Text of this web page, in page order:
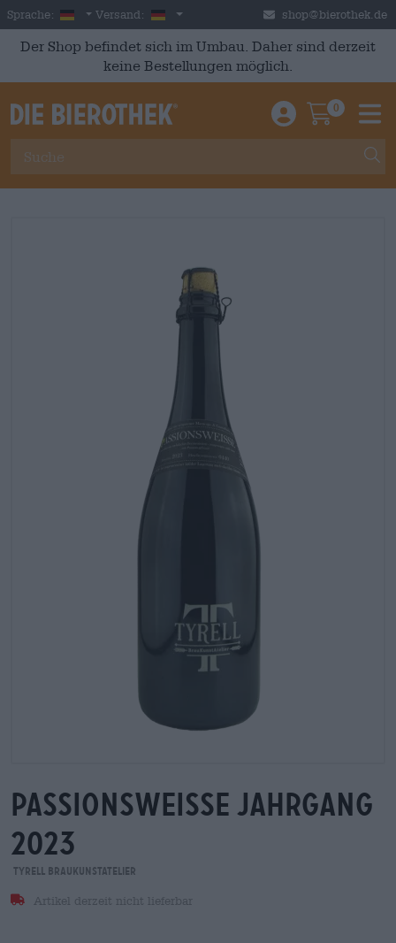
Skip to main content
Sprache: German
Versand: Deutschland shop@bierothek.de
Der Shop befindet sich im Umbau. Daher sind derzeit
keine Bestellungen möglich.
Einloggen /
0
passionsweisse jahrgang
2023
Tyrell BrauKunstAtelier
Artikel derzeit nicht lieferbar